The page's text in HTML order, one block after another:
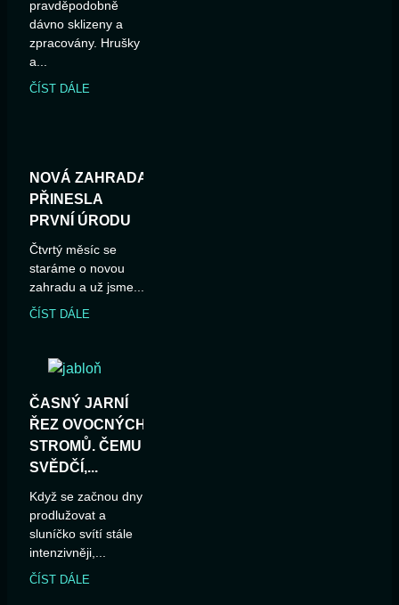
pravděpodobně
dávno sklizeny a
zpracovány. Hrušky
a...
ČÍST DÁLE
NOVÁ ZAHRADA
PŘINESLA
PRVNÍ ÚRODU
Čtvrtý měsíc se
staráme o novou
zahradu a už jsme...
ČÍST DÁLE
ČASNÝ JARNÍ
ŘEZ OVOCNÝCH
STROMŮ. ČEMU
SVĚDČÍ,...
Když se začnou dny
prodlužovat a
sluníčko svítí stále
intenzivněji,...
ČÍST DÁLE